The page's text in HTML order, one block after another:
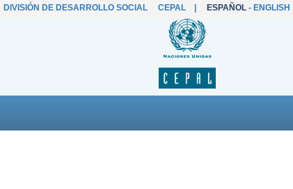
DIVISIÓN DE DESARROLLO SOCIAL CEPAL| ESPAÑOL- ENGLISH